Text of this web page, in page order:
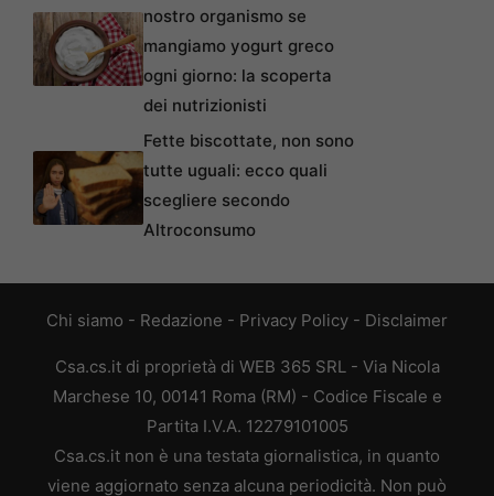
nostro organismo se
mangiamo yogurt greco
ogni giorno: la scoperta
dei nutrizionisti
Fette biscottate, non sono
tutte uguali: ecco quali
scegliere secondo
Altroconsumo
Chi siamo - Redazione - Privacy Policy - Disclaimer
Csa.cs.it di proprietà di WEB 365 SRL - Via Nicola
Marchese 10, 00141 Roma (RM) - Codice Fiscale e
Partita I.V.A. 12279101005
Csa.cs.it non è una testata giornalistica, in quanto
viene aggiornato senza alcuna periodicità. Non può